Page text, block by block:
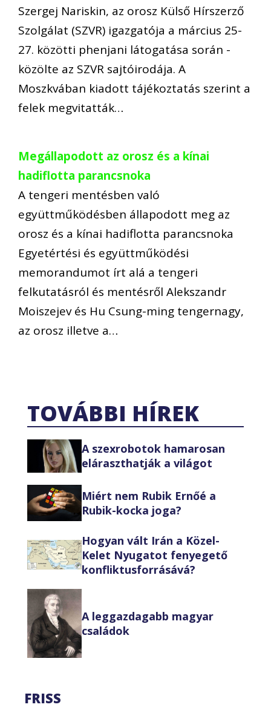
Szergej Nariskin, az orosz Külső Hírszerző
Szolgálat (SZVR) igazgatója a március 25-
27. közötti phenjani látogatása során -
közölte az SZVR sajtóirodája. A
Moszkvában kiadott tájékoztatás szerint a
felek megvitatták…
Megállapodott az orosz és a kínai
hadiflotta parancsnoka
A tengeri mentésben való
együttműködésben állapodott meg az
orosz és a kínai hadiflotta parancsnoka
Egyetértési és együttműködési
memorandumot írt alá a tengeri
felkutatásról és mentésről Alekszandr
Moiszejev és Hu Csung-ming tengernagy,
az orosz illetve a…
TOVÁBBI HÍREK
A szexrobotok hamarosan
eláraszthatják a világot
Miért nem Rubik Ernőé a
Rubik-kocka joga?
Hogyan vált Irán a Közel-
Kelet Nyugatot fenyegető
konfliktusforrásává?
A leggazdagabb magyar
családok
FRISS